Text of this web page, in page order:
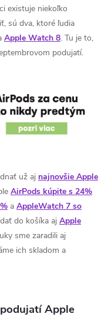
existuje niekoľko
sú dva, ktoré ľudia
Apple Watch 8. Tu je to,
podujatí.
už aj najnovšie Apple
AirPods kúpite s 24%
a AppleWatch 7 so
do košíka aj Apple
sme zaradili aj
ich skladom a
Apple